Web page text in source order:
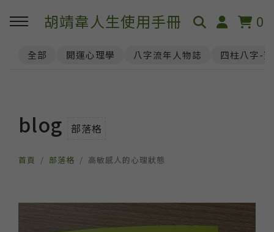
胡靖韋人生使用手冊 0
全部 開運心理學 八字流年人物誌 四柱八字-
blog 部落格
首頁 部落格 高敏感人的心理狀態